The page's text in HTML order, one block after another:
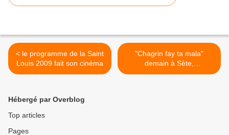
< le programme de la Saint
Louis 2009 fait son cinéma
"Chagrin fay ta mala"
demain à Sète,
commencent les fêtes de la
Hébergé par Overblog
Top articles
Pages